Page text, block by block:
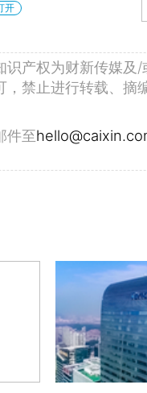
开
识产权为财新传媒及
，禁止进行转载、摘
件至